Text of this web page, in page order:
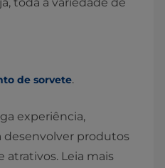
toda a variedade de
de sorvete.
experiência,
desenvolver produtos
atrativos. Leia mais